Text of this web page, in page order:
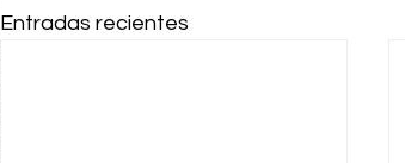
Entradas recientes